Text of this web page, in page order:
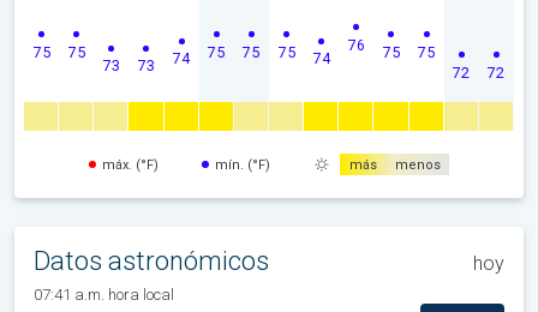
75 75
73 73 74 75 75 75 74
76 75 75
72 72
máx. (°F) mín. (°F) más menos
Datos astronómicos hoy
07:41 a.m. hora local